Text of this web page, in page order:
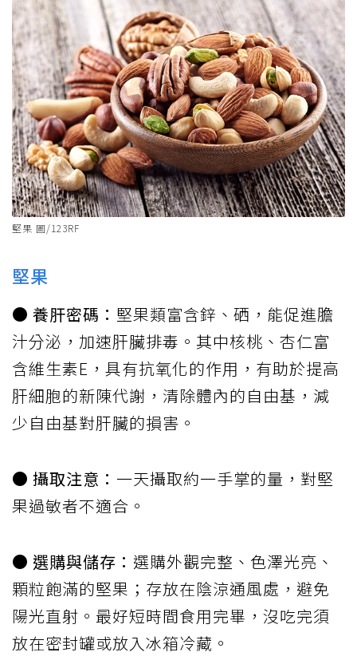
堅果 圖/123RF
堅果
● 養肝密碼： 堅果類富含鋅、硒，能促進膽
汁分泌，加速肝臟排毒。其中核桃、杏仁富
含維生素E，具有抗氧化的作用，有助於提高
肝細胞的新陳代謝，清除體內的自由基，減
少自由基對肝臟的損害。
● 攝取注意： 一天攝取約一手掌的量，對堅
果過敏者不適合。
● 選購與儲存： 選購外觀完整、色澤光亮、
顆粒飽滿的堅果；存放在陰涼通風處，避免
陽光直射。最好短時間食用完畢，沒吃完須
放在密封罐或放入冰箱冷藏。